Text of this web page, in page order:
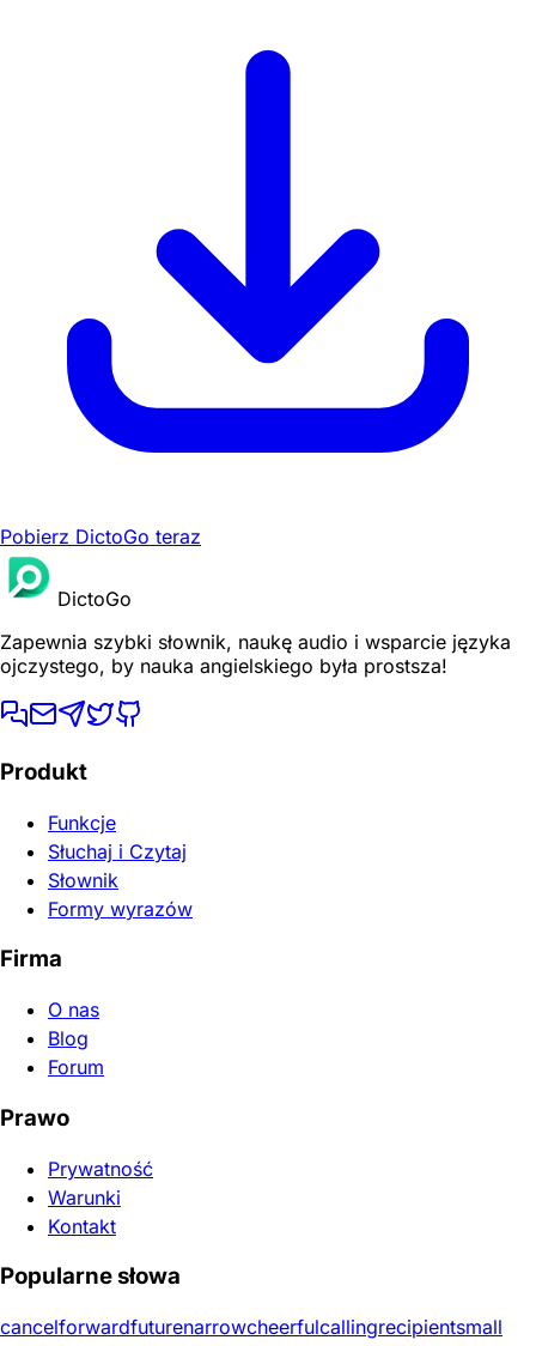
Pobierz DictoGo teraz
DictoGo
Zapewnia szybki słownik, naukę audio i wsparcie języka
ojczystego, by nauka angielskiego była prostsza!
Produkt
Funkcje
Słuchaj i Czytaj
Słownik
Formy wyrazów
Firma
O nas
Blog
Forum
Prawo
Prywatność
Warunki
Kontakt
Popularne słowa
cancelforwardfuturenarrowcheerfulcallingrecipientsmall